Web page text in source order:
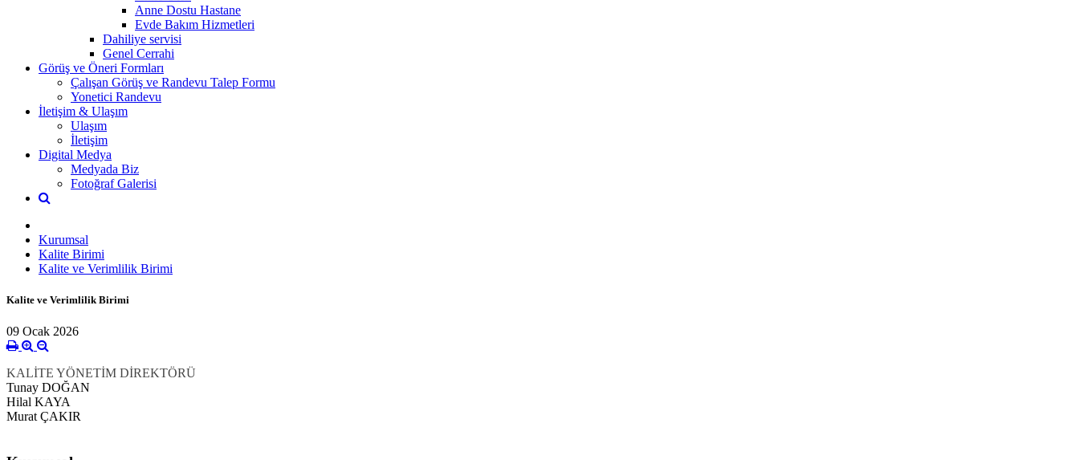
Anne Dostu Hastane
Evde Bakım Hizmetleri
Dahiliye servisi
Genel Cerrahi
Görüş ve Öneri Formları
Çalışan Görüş ve Randevu Talep Formu
Yonetici Randevu
İletişim & Ulaşım
Ulaşım
İletişim
Digital Medya
Medyada Biz
Fotoğraf Galerisi
Kurumsal
Kalite Birimi
Kalite ve Verimlilik Birimi
Kalite ve Verimlilik Birimi
09 Ocak 2026
KALİTE YÖNETİM DİREKTÖRÜ
Tunay DOĞAN
Hilal KAYA
Murat ÇAKIR